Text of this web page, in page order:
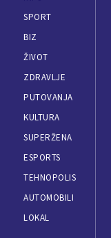
SPORT
BIZ
ŽIVOT
ZDRAVLJE
PUTOVANJA
KULTURA
SUPERŽENA
ESPORTS
TEHNOPOLIS
AUTOMOBILI
LOKAL